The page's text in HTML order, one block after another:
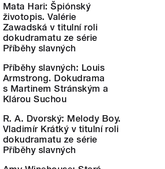
Mata Hari: Špiónský
životopis. Valérie
Zawadská v titulní roli
dokudramatu ze série
Příběhy slavných
Příběhy slavných: Louis
Armstrong. Dokudrama
s Martinem Stránským a
Klárou Suchou
R. A. Dvorský: Melody Boy.
Vladimír Krátký v titulní roli
dokudramatu ze série
Příběhy slavných